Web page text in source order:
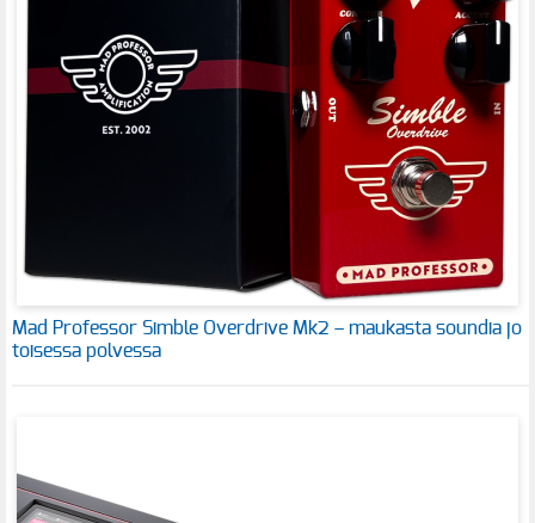
Mad Professor Simble Overdrive Mk2 – maukasta soundia jo
toisessa polvessa